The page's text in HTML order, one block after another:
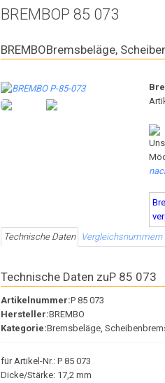
BREMBOP 85 073
BREMBOBremsbeläge,
Technische Daten
Vergleichsnummern
Technische Daten zuP 85 073
Artikelnummer:P 85 073
Hersteller:BREMBO
Kategorie:Bremsbeläge,
für Artikel-Nr.: P 85 073
Dicke/Stärke: 17,2 mm